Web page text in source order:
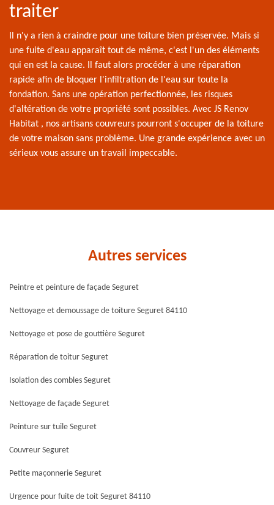
traiter
Il n'y a rien à craindre pour une toiture bien préservée. Mais si
une fuite d'eau apparaît tout de même, c'est l'un des éléments
qui en est la cause. Il faut alors procéder à une réparation
rapide afin de bloquer l'infiltration de l'eau sur toute la
fondation. Sans une opération perfectionnée, les risques
d'altération de votre propriété sont possibles. Avec JS Renov
Habitat , nos artisans couvreurs pourront s'occuper de la toiture
de votre maison sans problème. Une grande expérience avec un
sérieux vous assure un travail impeccable.
Autres services
Peintre et peinture de façade Seguret
Nettoyage et demoussage de toiture Seguret 84110
Nettoyage et pose de gouttière Seguret
Réparation de toitur Seguret
Isolation des combles Seguret
Nettoyage de façade Seguret
Peinture sur tuile Seguret
Couvreur Seguret
Petite maçonnerie Seguret
Urgence pour fuite de toit Seguret 84110